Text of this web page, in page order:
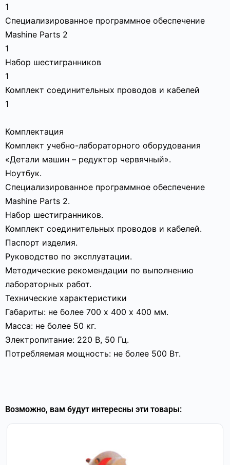
1
Специализированное программное обеспечение
Mashine Parts 2
1
Набор шестигранников
1
Комплект соединительных проводов и кабелей
1
Комплектация
Комплект учебно-лабораторного оборудования
«Детали машин – редуктор червячный».
Ноутбук.
Специализированное программное обеспечение
Mashine Parts 2.
Набор шестигранников.
Комплект соединительных проводов и кабелей.
Паспорт изделия.
Руководство по эксплуатации.
Методические рекомендации по выполнению
лабораторных работ.
Технические характеристики
Габариты: не более 700 х 400 х 400 мм.
Масса: не более 50 кг.
Электропитание: 220 В, 50 Гц.
Потребляемая мощность: не более 500 Вт.
Возможно, вам будут интересны эти товары: